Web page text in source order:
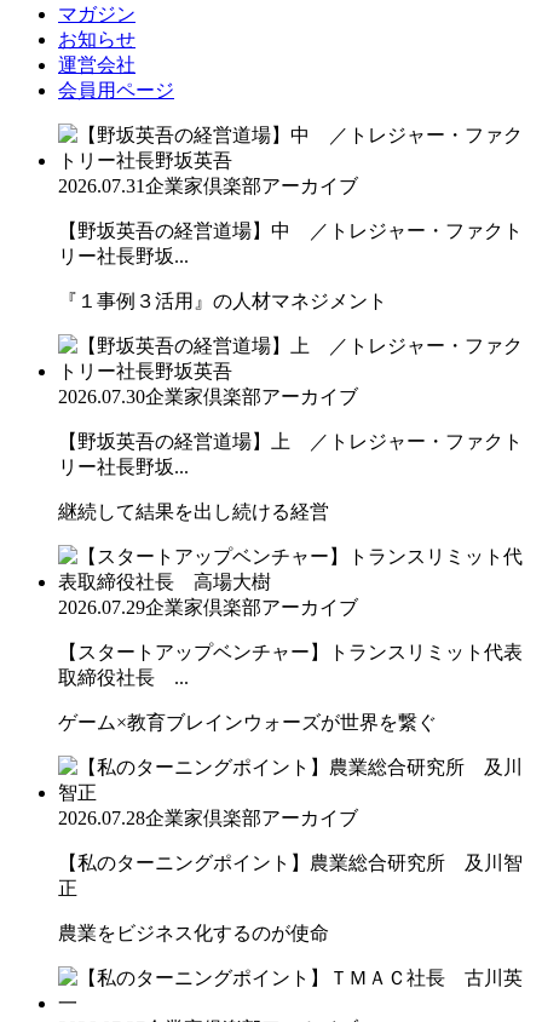
マガジン
お知らせ
運営会社
会員用ページ
2026.07.31企業家倶楽部アーカイブ
【野坂英吾の経営道場】中 ／トレジャー・ファクト
リー社長野坂...
『１事例３活用』の人材マネジメント
2026.07.30企業家倶楽部アーカイブ
【野坂英吾の経営道場】上 ／トレジャー・ファクト
リー社長野坂...
継続して結果を出し続ける経営
2026.07.29企業家倶楽部アーカイブ
【スタートアップベンチャー】トランスリミット代表
取締役社長 ...
ゲーム×教育ブレインウォーズが世界を繋ぐ
2026.07.28企業家倶楽部アーカイブ
【私のターニングポイント】農業総合研究所 及川智
正
農業をビジネス化するのが使命